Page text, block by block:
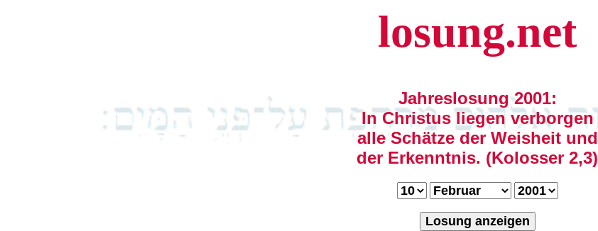
losung.net
Jahreslosung 2001:
In Christus liegen verborgen
alle Schätze der Weisheit und
der Erkenntnis. (Kolosser 2,3)
Losung anzeigen